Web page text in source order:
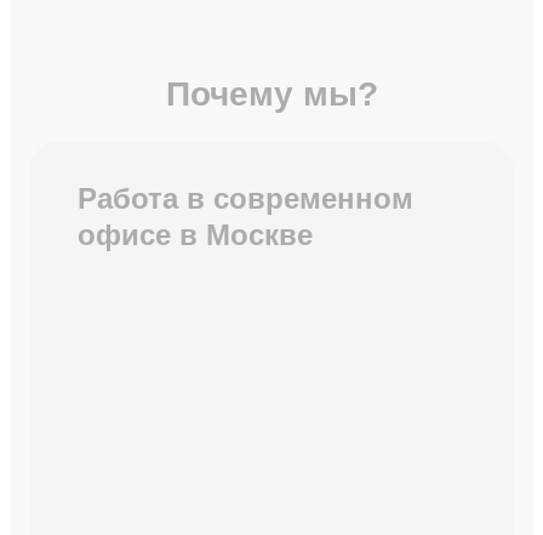
Почему мы?
Работа в современном
офисе в Москве